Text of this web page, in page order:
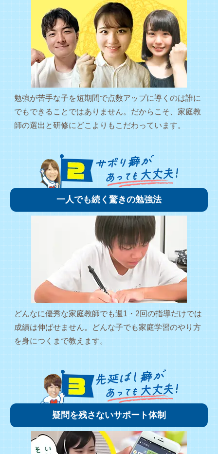
勉強が苦手な子を短期間で点数アップに導くのは誰に
でもできることではありません。だからこそ、家庭教
師の選出と研修にどこよりもこだわっています。
一人でも続く驚きの勉強法
どんなに優秀な家庭教師でも週1・2回の指導だけでは
成績は伸ばせません。どんな子でも家庭学習のやり方
を身につくまで教えます。
疑問を残さないサポート体制